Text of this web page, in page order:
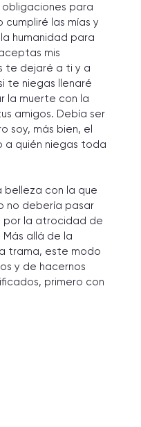
obligaciones para
cumpliré las mías y
humanidad para
mis
te dejaré a ti y a
te niegas llenaré
la muerte con la
amigos. Debía ser
soy, más bien, el
a quién niegas toda
belleza con la que
no debería pasar
por la atrocidad de
allá de la
trama, este modo
y de hacernos
primero con